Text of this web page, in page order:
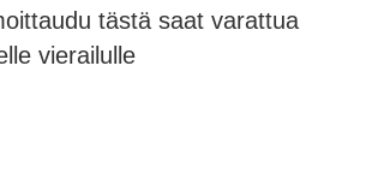
tästä saat varattua
vierailulle